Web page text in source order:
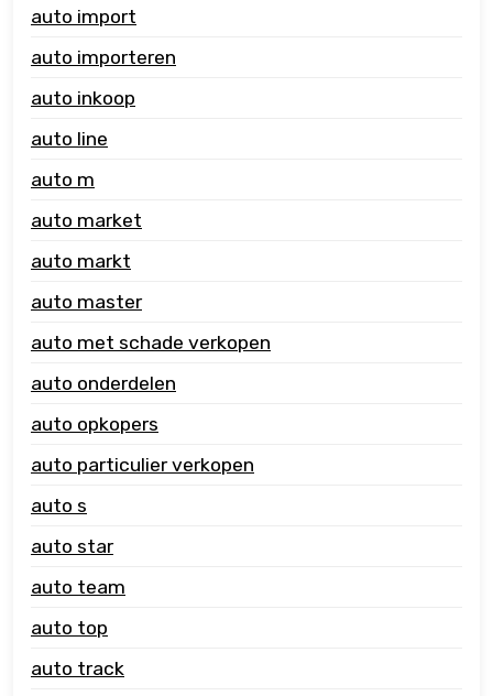
auto import
auto importeren
auto inkoop
auto line
auto m
auto market
auto markt
auto master
auto met schade verkopen
auto onderdelen
auto opkopers
auto particulier verkopen
auto s
auto star
auto team
auto top
auto track